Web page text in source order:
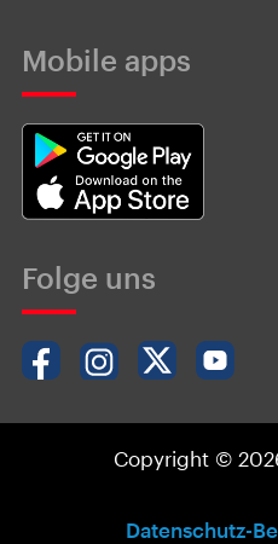
Mobile apps
Folge uns
Copyright ©
Datenschutz-